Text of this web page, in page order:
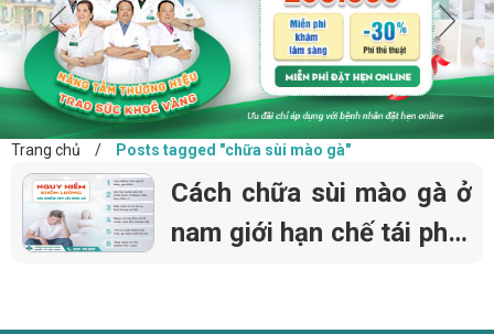
Trang chủ / Posts tagged "chữa sùi mào gà"
Cách chữa sùi mào gà ở
nam giới hạn chế tái phát